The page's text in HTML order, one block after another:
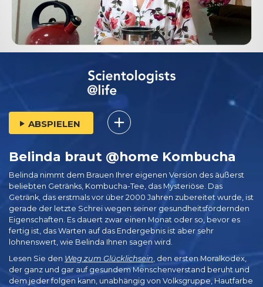
ABSPIELEN
Belinda braut @home Kombucha
Belinda nimmt dem Brauen Ihrer eigenen Version des äußerst
beliebten Getränks, Kombucha-Tee, das Mysteriöse. Das
Getränk, das erstmals vor über 2000 Jahren zubereitet wurde, ist
gerade der letzte Schrei wegen seiner gesundheitsfördernden
Eigenschaften. Es dauert zwar einen Monat oder so, bevor es
fertig ist, das Warten auf das Endergebnis ist aber sehr
lohnenswert, wie Belinda Ihnen sagen wird.
Lesen Sie den Weg zum Glücklichsein, den ersten Moralkodex,
der ganz und gar auf gesundem Menschenverstand beruht und
dem jeder folgen kann, unabhängig von Volksgruppe, Hautfarbe